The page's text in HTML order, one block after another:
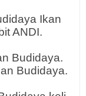
Ikan
ANDI.
Budidaya.
Budidaya.